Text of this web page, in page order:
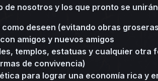
de nosotros y los que pronto se
deseen (evitando obras
amigos y nuevos amigos
templos, estatuas y cualquier otra
de convivencia)
para lograr una economía rica y